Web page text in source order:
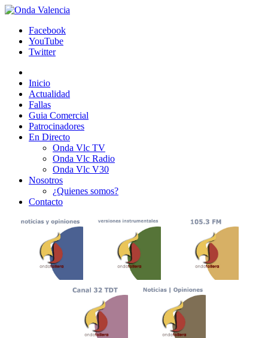
Facebook
YouTube
Twitter
Inicio
Actualidad
Fallas
Guia Comercial
Patrocinadores
En Directo
Onda Vlc TV
Onda Vlc Radio
Onda Vlc V30
Nosotros
¿Quienes somos?
Contacto